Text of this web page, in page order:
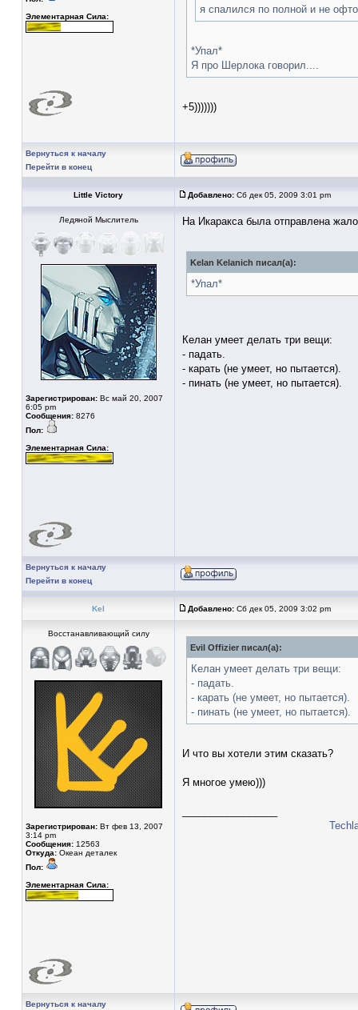
Элементарная Сила:
я спалился по полной и не
*Упал*
Я про Шерлока говорил....
+5)))))))
Вернуться к началу
Перейти в конец
Little Victory Добавлено: Сб дек 05, 2009 3:01 pm
Ледяной Мыслитель
Зарегистрирован: Вс май 20, 2007
6:05 pm
Сообщения: 8276
Пол:
Элементарная Сила:
На Икаракса была отправлена
Kelan Kelanich писал(а):
*Упал*
Келан умеет делать три вещи:
- падать.
- карать (не умеет, но пытается).
- пинать (не умеет, но пытается).
Вернуться к началу
Перейти в конец
Kel Добавлено: Сб дек 05, 2009 3:02 pm
Восстанавливающий силу
Зарегистрирован: Вт фев 13, 2007
3:14 pm
Сообщения: 12563
Откуда: Океан деталек
Пол:
Элементарная Сила:
Evil Offizier писал(а):
Келан умеет делать три вещи:
- падать.
- карать (не умеет, но пытается).
- пинать (не умеет, но пытается).
И что вы хотели этим сказать?
Я многое умею)))
Вернуться к началу